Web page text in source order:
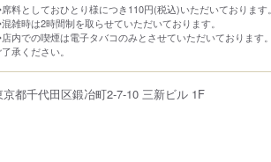
料としておひとり様につき110円(税込)いただいております。
雑時は2時間制を取らせていただいております。
内での喫煙は電子タバコのみとさせていただいております。
了承ください。
京都千代田区鍛冶町2-7-10 三新ビル 1F